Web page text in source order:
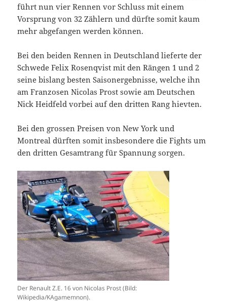
führt nun vier Rennen vor Schluss mit einem
Vorsprung von 32 Zählern und dürfte somit kaum
mehr abgefangen werden können.
Bei den beiden Rennen in Deutschland lieferte der
Schwede Felix Rosenqvist mit den Rängen 1 und 2
seine bislang besten Saisonergebnisse, welche ihn
am Franzosen Nicolas Prost sowie am Deutschen
Nick Heidfeld vorbei auf den dritten Rang hievten.
Bei den grossen Preisen von New York und
Montreal dürften somit insbesondere die Fights um
den dritten Gesamtrang für Spannung sorgen.
Der Renault Z.E. 16 von Nicolas Prost (Bild:
Wikipedia/KAgamemnon).